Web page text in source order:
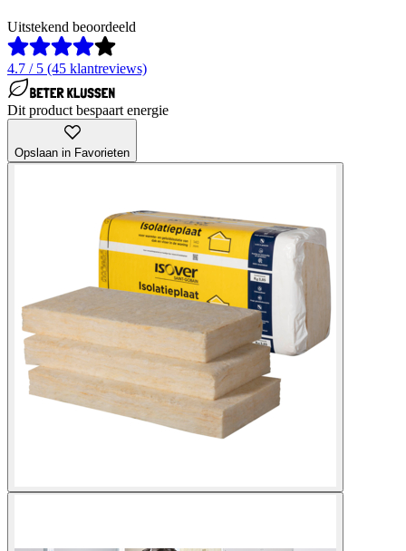
Uitstekend beoordeeld
4.7 / 5 (45 klantreviews)
Dit product bespaart energie
Opslaan in Favorieten